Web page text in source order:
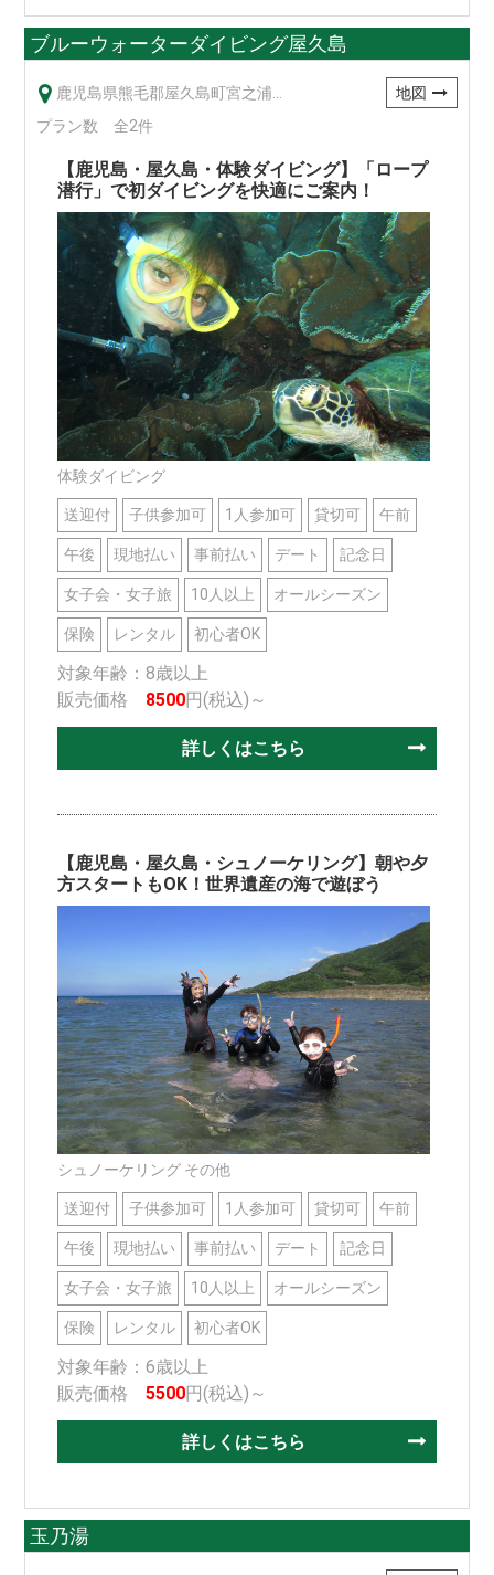
ブルーウォーターダイビング屋久島
鹿児島県熊毛郡屋久島町宮之浦1233-25
地図
プラン数 全2件
【鹿児島・屋久島・体験ダイビング】「ロープ
潜行」で初ダイビングを快適にご案内！
体験ダイビング
送迎付 子供参加可 1人参加可 貸切可 午前
午後 現地払い 事前払い デート 記念日
女子会・女子旅 10人以上 オールシーズン
保険 レンタル 初心者OK
対象年齢：8歳以上
販売価格 8500円(税込)～
詳しくはこちら
【鹿児島・屋久島・シュノーケリング】朝や夕
方スタートもOK！世界遺産の海で遊ぼう
シュノーケリング その他
送迎付 子供参加可 1人参加可 貸切可 午前
午後 現地払い 事前払い デート 記念日
女子会・女子旅 10人以上 オールシーズン
保険 レンタル 初心者OK
対象年齢：6歳以上
販売価格5500円(税込)～
詳しくはこちら
玉乃湯